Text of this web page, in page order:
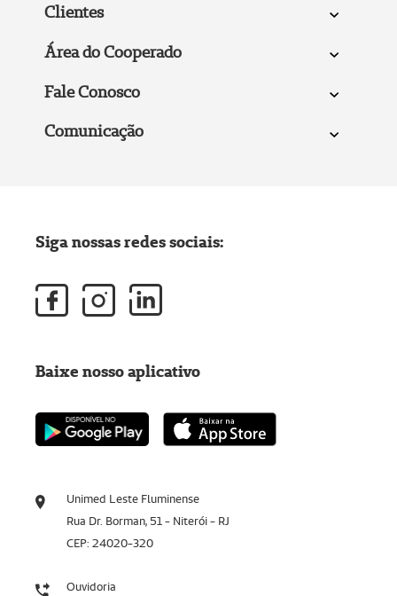
Clientes
Área do Cooperado
Fale Conosco
Comunicação
Unimed Leste Fluminense
Rua Dr. Borman, 51 - Niterói - RJ
CEP: 24020-320
Ouvidoria
Siga nossas redes sociais:
Baixe nosso aplicativo